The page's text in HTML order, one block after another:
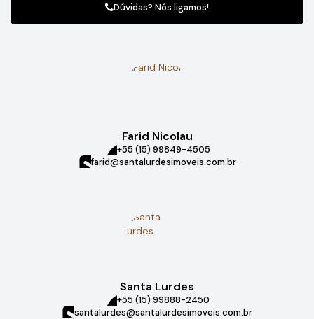
Dúvidas? Nós ligamos!
Farid Nicolau
+55 (15) 99849-4505
farid@santalurdesimoveis.com.br
Santa Lurdes
+55 (15) 99888-2450
santalurdes@santalurdesimoveis.com.br